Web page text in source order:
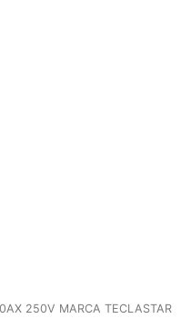
250V MARCA TECLASTAR